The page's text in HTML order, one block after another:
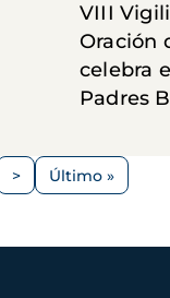
VIII
Oración
celebra
Padres
Siguiente
>
Última
Último »